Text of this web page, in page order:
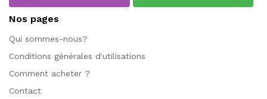
Nos pages
Qui sommes-nous?
Conditions générales d'utilisations
Comment acheter ?
Contact